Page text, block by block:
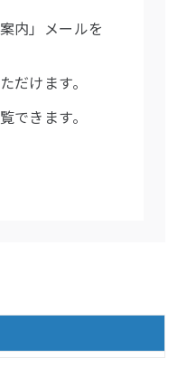
内」メールを
けます。
きます。